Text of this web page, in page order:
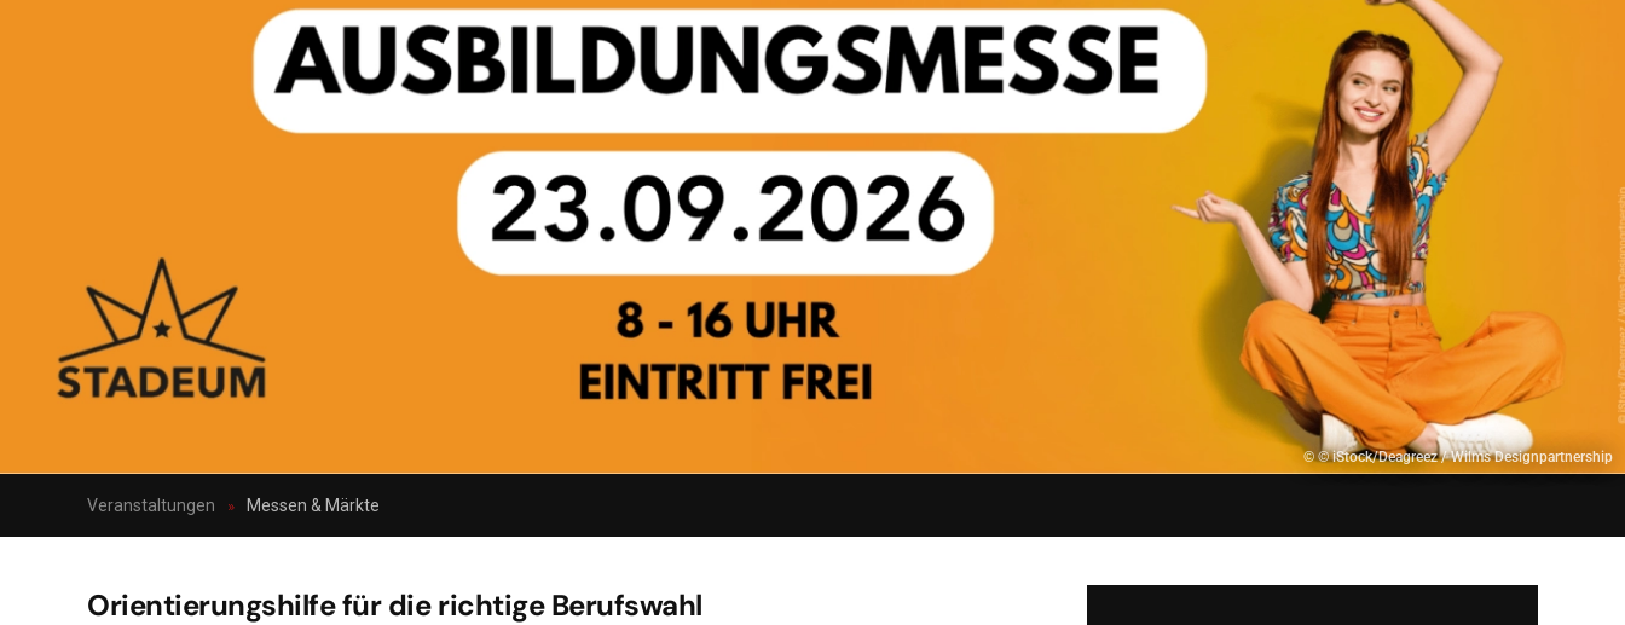
© © iStock/Deagreez / Wilms Designpartnership
Veranstaltungen Messen & Märkte
Orientierungshilfe für die richtige Berufswahl